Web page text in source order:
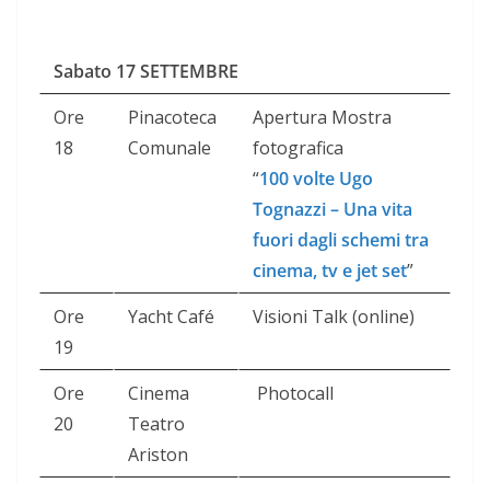
Sabato 17 SETTEMBRE
Ore
18
Pinacoteca
Comunale
Apertura Mostra
fotografica
“100 volte Ugo
Tognazzi – Una vita
fuori dagli schemi tra
cinema, tv e jet set”
Ore
19
Yacht Café Visioni Talk (online)
Ore
20
Cinema
Teatro
Ariston
Photocall